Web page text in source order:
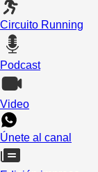
Circuito Running
Podcast
Video
Únete al canal